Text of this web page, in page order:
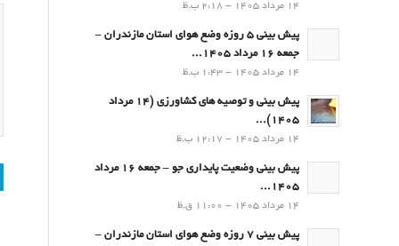
14 مرداد 1405 - 2:18 ب.ظ
پیش بینی 5 روزه وضع هوای استان مازندران –
جمعه 16 مرداد 1405...
14 مرداد 1405 - 1:43 ب.ظ
پیش بینی و توصیه های کشاورزی (14 مرداد
۱۴۰۵)...
14 مرداد 1405 - 12:17 ب.ظ
پیش بینی وضعیت پایداری جو – جمعه 16 مرداد
1405...
14 مرداد 1405 - 11:00 ق.ظ
پیش بینی 7 روزه وضع هوای استان مازندران –